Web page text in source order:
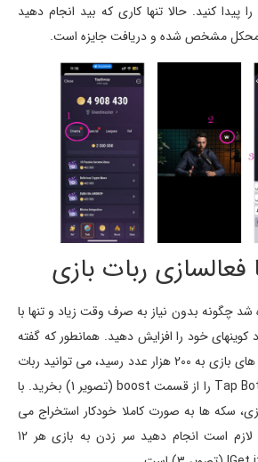
کنید. حالا تنها کاری که بید انجام دهید
مشخص شده و دریافت جایزه است.
ربات بازی
چگونه بدون نیاز به صرف وقت زیاد و تنها با
کوینهای خود را افزایش دهید. همانطور که گفته
شد، زمانی که تعداد سکه های بازی به 200 هزار عدد رسید، می توانید ربات
خودکار استخراج کوین یا Tap Bot را از قسمت boost (تصویر 1) بخرید. با
سکه ها به صورت کاملا خودکار استخراج می
شوند. حال تنها کاری که لازم است انجام دهید سر زدن به بازی هر 12